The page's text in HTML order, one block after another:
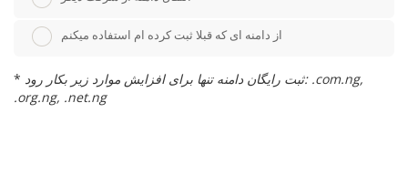
از دامنه ای که قبلا ثبت کرده ام استفاده میکنم
* ثبت رایگان دامنه تنها برای افزایش موارد زیر بکار رود: .com.ng,
.org.ng, .net.ng